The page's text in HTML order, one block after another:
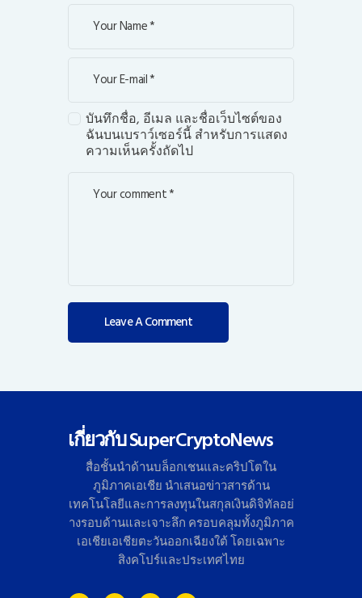
บันทึกชื่อ, อีเมล และชื่อเว็บไซต์ของ
ฉันบนเบราว์เซอร์นี้ สำหรับการแสดง
ความเห็นครั้งถัดไป
เกี่ยวกับ SuperCryptoNews
สื่อชั้นนำด้านบล็อกเชนและคริปโตใน
ภูมิภาคเอเชีย นำเสนอข่าวสารด้าน
เทคโนโลยีและการลงทุนในสกุลเงินดิจิทัลอย่
างรอบด้านและเจาะลึก ครอบคลุมทั้งภูมิภาค
เอเชียเอเชียตะวันออกเฉียงใต้ โดยเฉพาะ
สิงคโปร์และประเทศไทย